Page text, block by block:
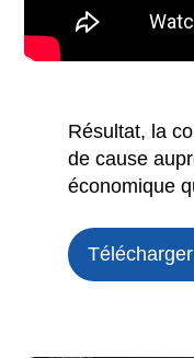
Résultat, la
de cause
économique